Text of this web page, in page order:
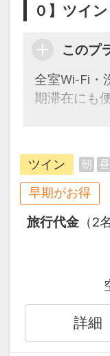
さい。
【連泊する
連泊の場合
１泊目より
※他の割引
※割引適用
ーからお進
「空室照会
※宿泊期間
氏名・客室
一であるこ
す。
うれしいポ
０】ツイン
このプ
全室Wi-Fi・
期滞在にも
早期予約限
お得です！
※本プラン
す。２９日
こどもの内
●グループ
端・最南端
パック付！
ツイン 朝 昼
早期がお得
旅行代金 （2
詳細